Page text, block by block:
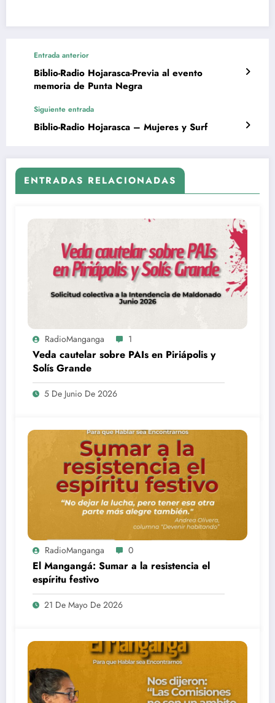
Entrada anterior
Biblio-Radio Hojarasca-Previa al evento
memoria de Punta Negra
Siguiente entrada
Biblio-Radio Hojarasca – Mujeres y Surf
ENTRADAS RELACIONADAS
RadioManganga 1
Veda cautelar sobre PAIs en Piriápolis y
Solís Grande
5 De Junio De 2026
RadioManganga 0
El Mangangá: Sumar a la resistencia el
espíritu festivo
21 De Mayo De 2026